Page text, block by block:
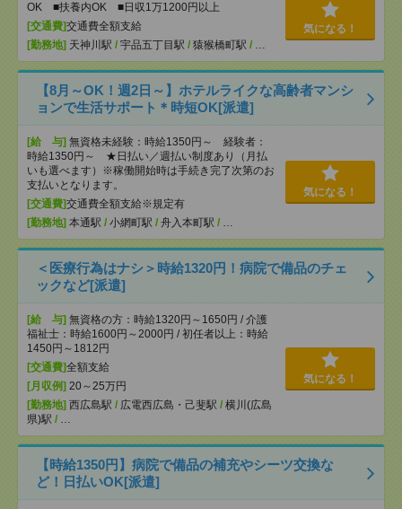
OK ■扶養内OK ■日収1万1200円以上
[交通費]交通費全額支給
[勤務地] 天神川駅 / 宇品五丁目駅 / 猿猴橋町駅 / …
気になる！
【8月～OK！週2日～】ホテルライクな高齢者マンシ
ョンで生活サポート＊時短OK[派遣]
[給 与] 無資格未経験：時給1350円～ 経験者：
時給1350円～ ★日払い／週払い制度あり（月払
いも選べます）※稼働開始時は手続き完了次第のお
支払いとなります。
[交通費]交通費全額支給※規定有
[勤務地] 本通駅 / 小網町駅 / 舟入本町駅 / …
気になる！
＜医療行為はナシ＞時給1320円！病院で備品のチェ
ックなど[派遣]
[給 与] 無資格の方：時給1320円～1650円 / 介護
福祉士：時給1600円～2000円 / 初任者以上：時給
1450円～1812円
[交通費]全額支給
[月収例] 20～25万円
[勤務地] 西広島駅 / 広電西広島・己斐駅 / 横川(広島
県)駅 / …
気になる！
【時給1350円】病院で備品の補充やシーツ交換な
ど！日払いOK[派遣]